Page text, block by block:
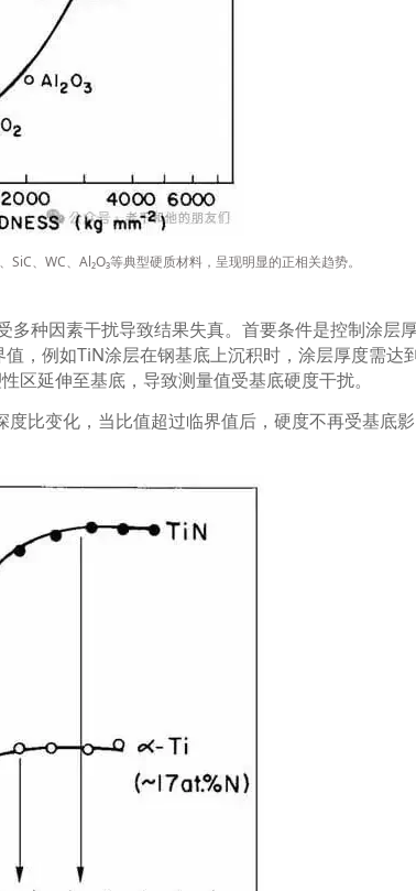
、SiC、WC、Al₂O₃等典型硬质材料，呈现明显的正相关趋势。
种因素干扰导致结果失真。首要条件是控制涂层
值，例如TiN涂层在钢基底上沉积时，涂层厚度需达
区延伸至基底，导致测量值受基底硬度干扰。
度比变化，当比值超过临界值后，硬度不再受基底影